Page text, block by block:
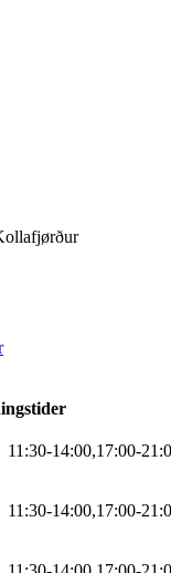
11 :30-14:00,17:00-21 :0
11 :30-14:00,17:00-21 :0